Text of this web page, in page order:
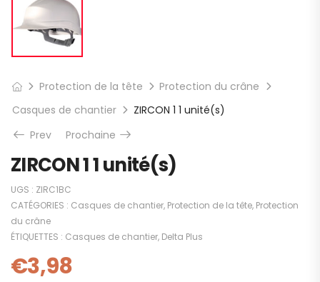
Protection de la tête
Protection du crâne
Casques de chantier
ZIRCON 1 1 unité(s)
Prev
Prochaine
ZIRCON 1 1 unité(s)
UGS : ZIRC1BC
CATÉGORIES : Casques de chantier, Protection de la tête, Protection
du crâne
ÉTIQUETTES : Casques de chantier, Delta Plus
€3,98